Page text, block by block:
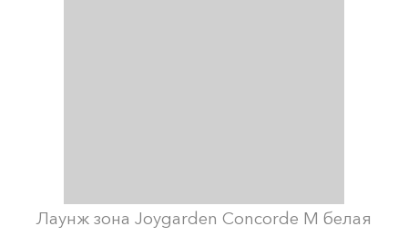
Лаунж зона Joygarden Concorde M белая